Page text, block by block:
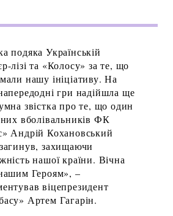
подяка Українській
лізі та «Колосу» за те, що
нашу ініціативу. На
гри надійшла ще
звістка про те, що один
вболівальників ФК
Андрій Кохановський
захищаючи
нашої країни. Вічна
Героям», –
віцепрезидент
Артем Гагарін.